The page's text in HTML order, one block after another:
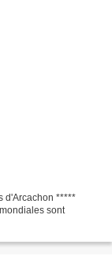
d'Arcachon *****
sont